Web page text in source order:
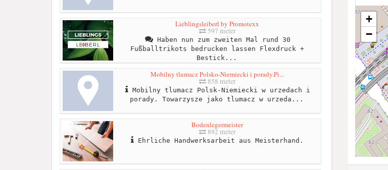
Lieblingsleiberl by Promotexx
597 meter
Haben nun zum zweiten Mal rund 30
Fußballtrikots bedrucken lassen Flexdruck +
Bestick...
Mobilny tlumacz Polsko-Niemiecki i porady.Pi...
858 meter
Mobilny tlumacz Polsk-Niemiecki w urzedach i
porady. Towarzysze jako tlumacz w urzeda...
Bodenlegermeister
892 meter
Ehrliche Handwerksarbeit aus Meisterhand.
+
−